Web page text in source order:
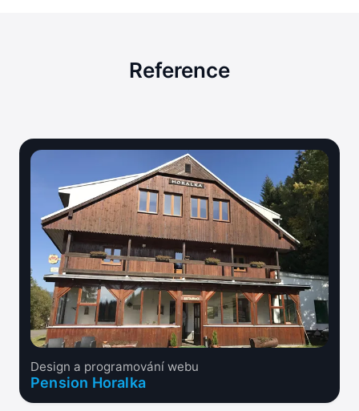
Reference
Design a programování webu
Pension Horalka